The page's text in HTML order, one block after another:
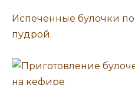
Испеченные булочки
пудрой.